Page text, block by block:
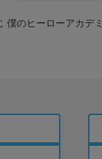
僕のヒーローアカデ